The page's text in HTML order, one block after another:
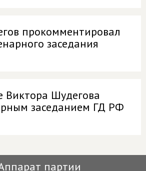
прокомментировал
заседания
Виктора Шудегова
заседанием ГД РФ
партии